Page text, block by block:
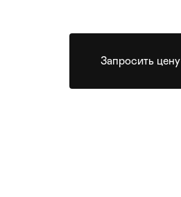
Запросить цену